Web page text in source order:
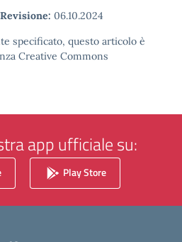
Revisione: 06.10.2024
specificato, questo articolo è
Creative Commons
app ufficiale su:
Play Store